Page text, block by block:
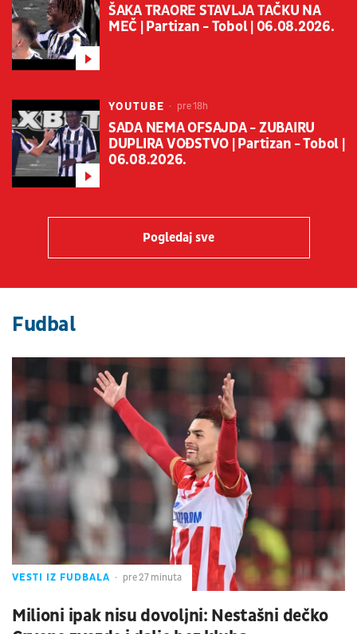
ŠAKA TRAORE STAVLJA TAČKU NA
MEČ | Partizan - Tobol | 06.08.2026.
YOUTUBE pre 18h
SADA NEMA OFSAJDA - ZUBAIRU
DUPLIRA VOĐSTVO | Partizan - Tobol |
06.08.2026.
Pogledaj sve
Fudbal
VESTI IZ FUDBALA pre 27 minuta
Milioni ipak nisu dovoljni: Nestašni dečko